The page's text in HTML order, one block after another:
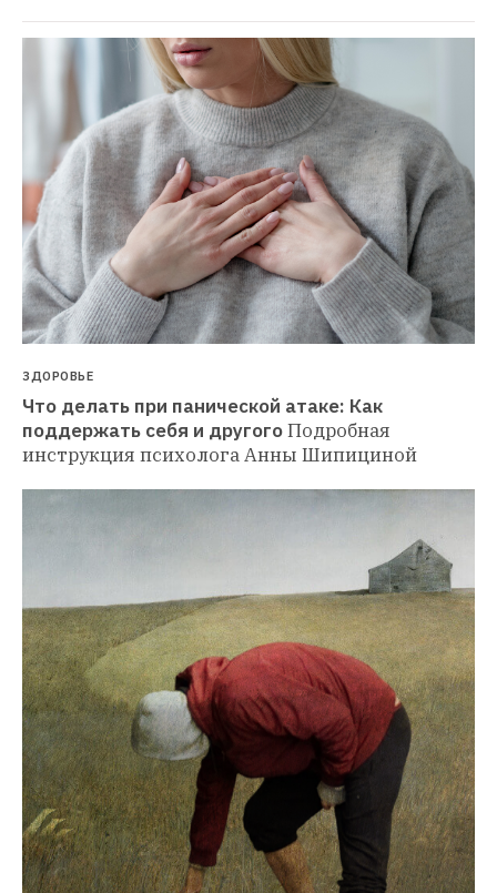
ЗДОРОВЬЕ
Что делать при панической атаке: Как
поддержать себя и другогоПодробная
инструкция психолога Анны Шипициной